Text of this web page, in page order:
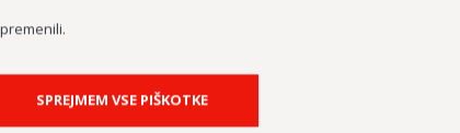
SPREJMEM VSE PIŠKOTKE